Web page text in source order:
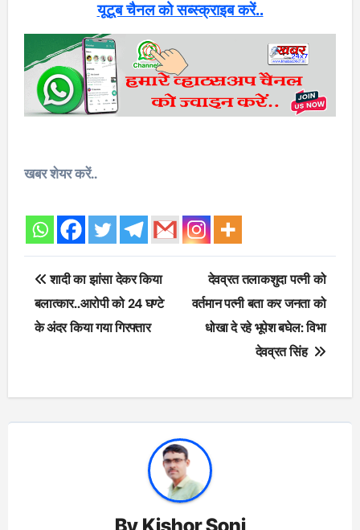
यूटूब चैनल को सब्स्क्राइब करें..
खबर शेयर करें..
Post
navigation
शादी का झांसा देकर किया
बलात्कार..आरोपी को 24 घण्टे
के अंदर किया गया गिरफ्तार
देवव्रत तलाकशुदा पत्नी को
वर्तमान पत्नी बता कर जनता को
धोखा दे रहे भूपेश बघेल: विभा
देवव्रत सिंह